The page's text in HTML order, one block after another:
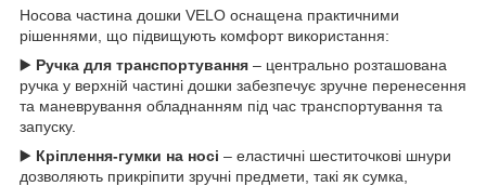
Носова частина дошки VELO оснащена практичними
рішеннями, що підвищують комфорт використання:
▶️ Ручка для транспортування – центрально розташована
ручка у верхній частині дошки забезпечує зручне перенесення
та маневрування обладнанням під час транспортування та
запуску.
▶️ Кріплення-гумки на носі – еластичні шеститочкові шнури
дозволяють прикріпити зручні предмети, такі як сумка,